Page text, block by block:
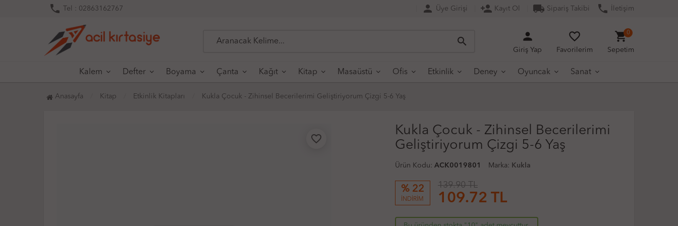
phone Tel : 02863162767 person Üye Girişi person_add Kayıt Ol local_shipping Sipariş Takibi phone İletişim
search person
Giriş Yap
favorite_border
Favorilerim
shopping_cart
Sepetim
0
Kalem Defter Boyama Çanta Kağıt Kitap Masaüstü Ofis Etkinlik Deney Oyuncak Sanat
Anasayfa Kitap Etkinlik Kitapları Kukla Çocuk - Zihinsel Becerilerimi Geliştiriyorum Çizgi 5-6 Yaş
favorite_border
Kukla Çocuk - Zihinsel Becerilerimi
Geliştiriyorum Çizgi 5-6 Yaş
Ürün Kodu: ACK0019801 Marka: Kukla
% 22
İNDİRİM
139.90 TL
109.72 TL